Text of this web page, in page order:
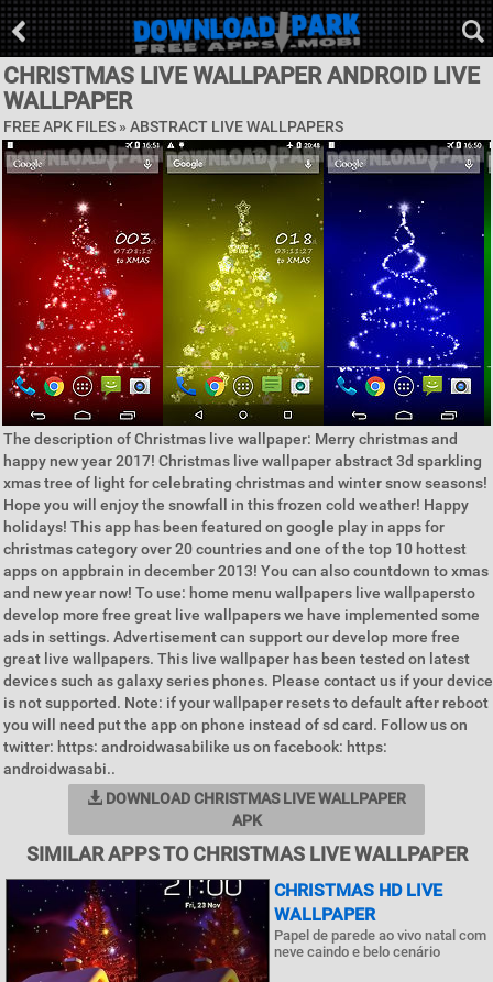
CHRISTMAS LIVE WALLPAPER ANDROID LIVE
WALLPAPER
FREE APK FILES » ABSTRACT LIVE WALLPAPERS
The description of Christmas live wallpaper: Merry christmas and
happy new year 2017! Christmas live wallpaper abstract 3d sparkling
xmas tree of light for celebrating christmas and winter snow seasons!
Hope you will enjoy the snowfall in this frozen cold weather! Happy
holidays! This app has been featured on google play in apps for
christmas category over 20 countries and one of the top 10 hottest
apps on appbrain in december 2013! You can also countdown to xmas
and new year now! To use: home menu wallpapers live wallpapersto
develop more free great live wallpapers we have implemented some
ads in settings. Advertisement can support our develop more free
great live wallpapers. This live wallpaper has been tested on latest
devices such as galaxy series phones. Please contact us if your device
is not supported. Note: if your wallpaper resets to default after reboot
you will need put the app on phone instead of sd card. Follow us on
twitter: https: androidwasabilike us on facebook: https:
androidwasabi..
DOWNLOAD CHRISTMAS LIVE WALLPAPER
APK
SIMILAR APPS TO CHRISTMAS LIVE WALLPAPER
CHRISTMAS HD LIVE
WALLPAPER
Papel de parede ao vivo natal com
neve caindo e belo cenário